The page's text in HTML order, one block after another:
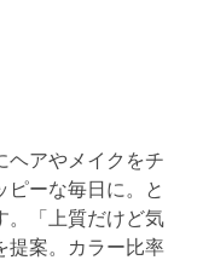
ヘアやメイクをチ
ピーな毎日に。と
。「上質だけど気
提案。カラー比率